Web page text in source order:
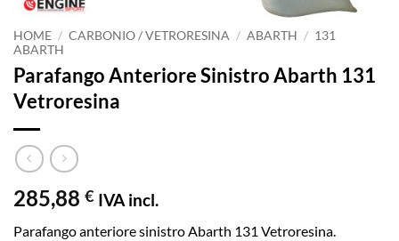
HOME / CARBONIO / VETRORESINA / ABARTH / 131
ABARTH
Parafango Anteriore Sinistro Abarth 131
Vetroresina
285,88 € IVA incl.
Parafango anteriore sinistro Abarth 131 Vetroresina.